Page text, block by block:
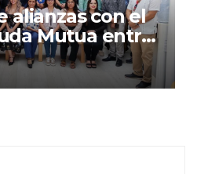
alianzas con el
Mutua entre
Comercio